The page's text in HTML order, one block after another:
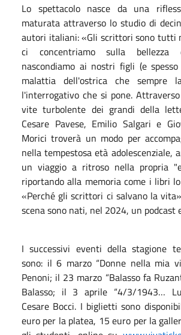
Lo spettacolo nasce da una
maturata attraverso lo studio di
autori italiani: «Gli scrittori sono tutti
ci concentriamo sulla
nascondiamo ai nostri figli (e
malattia dell'ostrica che sempre
l'interrogativo che si pone.
vite turbolente dei grandi della
Cesare Pavese, Emilio Salgari e
Morici troverà un modo per
nella tempestosa età adolescenziale,
un viaggio a ritroso nella propria
riportando alla memoria come i libri
«Perché gli scrittori ci salvano la
scena sono nati, nel 2024, un podcast
I successivi eventi della stagione
sono: il 6 marzo “Donne nella mia
Penoni; il 23 marzo “Balasso fa
Balasso; il 3 aprile “4/3/1943…
Cesare Bocci. I biglietti sono
euro per la platea, 15 euro per la